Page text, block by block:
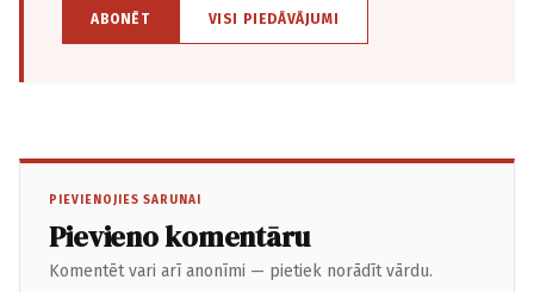
ABONĒT VISI PIEDĀVĀJUMI
PIEVIENOJIES SARUNAI
Pievieno komentāru
Komentēt vari arī anonīmi — pietiek norādīt vārdu.